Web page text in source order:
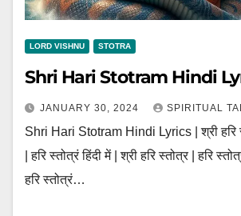
LORD VISHNU STOTRA
Shri Hari Stotram Hindi
JANUARY 30, 2024 SPIRITUAL
Shri Hari Stotram Hindi Lyrics | श्री हरि
| हरि स्तोत्रं हिंदी में | श्री हरि स्तोत्र | हरि
हरि स्तोत्रं…